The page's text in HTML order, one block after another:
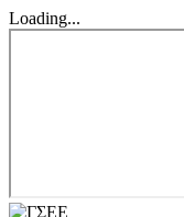
Loading...